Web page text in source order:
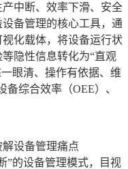
中断、效率下滑、安全
备管理的核心工具，通
化载体，将设备运行状
隐性信息转化为“直观
眼清、操作有依据、维
综合效率（OEE）、
设备管理痛点
”的设备管理模式，目视